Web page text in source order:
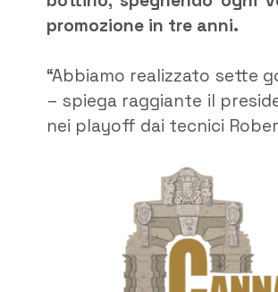
promozione in tre anni.
“Abbiamo realizzato sette
– spiega raggiante il
nei playoff dai tecnici